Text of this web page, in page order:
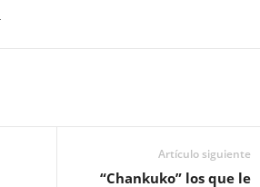
Artículo siguiente
“Chankuko” los que le